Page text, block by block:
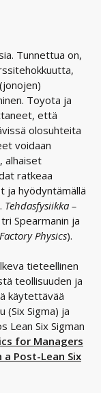
Tunnettua on,
Toyota ja
että
olosuhteita
voidaan
alhaiset
ratkeaa
ja hyödyntämällä
Tehdasfysiikka –
Spearmanin ja
Factory Physics).
tieteellinen
teollisuuden ja
käytettävää
(Six Sigma) ja
Lean Six Sigman
for Managers
Post-Lean Six